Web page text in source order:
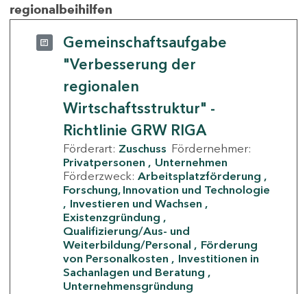
regionalbeihilfen
Gemeinschaftsaufgabe
"Verbesserung der
regionalen
Wirtschaftsstruktur" -
Richtlinie GRW RIGA
Förderart: Zuschuss Fördernehmer:
Privatpersonen
Unternehmen
Förderzweck: Arbeitsplatzförderung
Forschung, Innovation und Technologie
Investieren und Wachsen
Existenzgründung
Qualifizierung/Aus- und
Weiterbildung/Personal
Förderung
von Personalkosten
Investitionen in
Sachanlagen und Beratung
Unternehmensgründung